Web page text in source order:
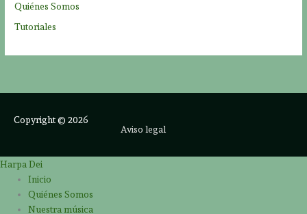
Quiénes Somos
Tutoriales
Copyright © 2026
Aviso legal
Harpa Dei
Inicio
Quiénes Somos
Nuestra música